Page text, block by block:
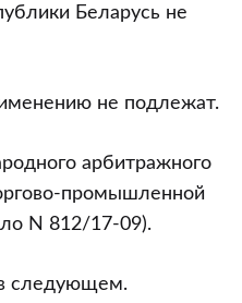
Беларусь не
не подлежат.
арбитражного
промышленной
N 812/17-09).
следующем.